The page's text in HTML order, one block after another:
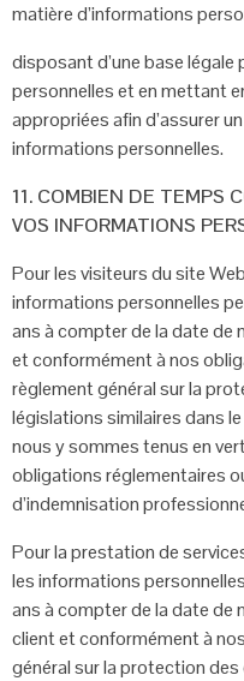
matière d’informations
disposant d’une base
personnelles et enmettant
appropriées afin d’assurer
informations personnelles.
11. COMBIEN DE TEMPS
VOS INFORMATIONS
Pour les visiteurs du site
informations personnelles
ans à compter de la date de
et conformément à nos
règlementgénéral sur la
législations similaires dans le
nous y sommes tenus en
obligationsréglementaires
d’indemnisation
Pour la prestation de
les informations
ans à compter de la date de
client et conformément à
général sur la protection des